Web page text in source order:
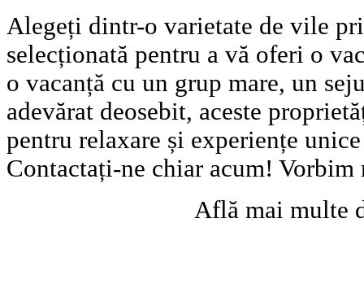
Alegeți dintr-o varietate de vile
selecționată pentru a vă oferi o
o vacanță cu un grup mare, un
adevărat deosebit, aceste
pentru relaxare și experiențe
Contactați-ne chiar acum! Vorbim
Află mai multe